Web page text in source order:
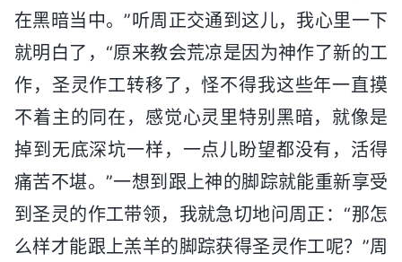
在黑暗当中。”听周正交通到这儿，我心里一下
就明白了，“原来教会荒凉是因为神作了新的工
作，圣灵作工转移了，怪不得我这些年一直摸
不着主的同在，感觉心灵里特别黑暗，就像是
掉到无底深坑一样，一点儿盼望都没有，活得
痛苦不堪。”一想到跟上神的脚踪就能重新享受
到圣灵的作工带领，我就急切地问周正：“那怎
么样才能跟上羔羊的脚踪获得圣灵作工呢？”周